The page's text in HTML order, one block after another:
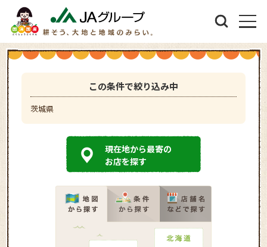
この条件で絞り込み中
茨城県
現在地から最寄の
お店を探す